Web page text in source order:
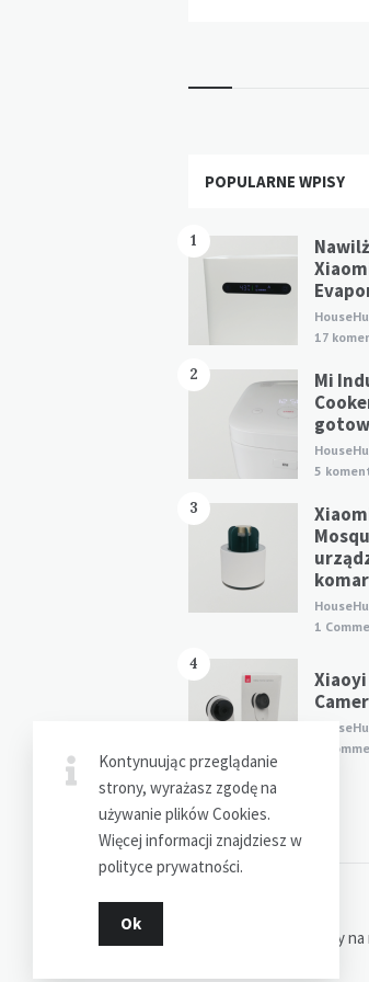
Widgets
POPULARNE WPISY
1
17
2
Mi
5
3
1
4
Xiaoyi
1
Dziękuję za odwiedziny
Kontynuując przeglądanie
strony, wyrażasz zgodę na
używanie plików Cookies.
Więcej informacji znajdziesz w
polityce prywatności.
Ok